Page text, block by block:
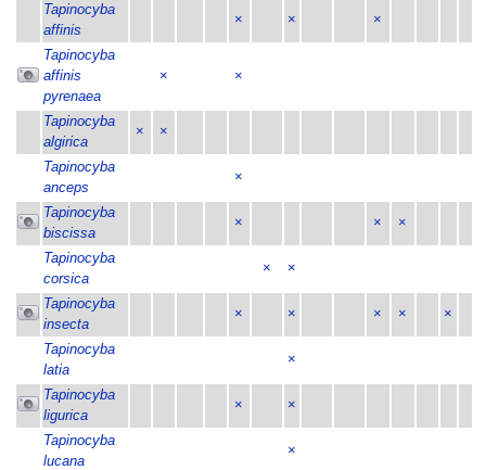
Tapinocyba
affinis
× × ×
Tapinocyba
affinis
pyrenaea
× ×
Tapinocyba
algirica
× ×
Tapinocyba
anceps
×
Tapinocyba
biscissa
× × ×
Tapinocyba
corsica
× ×
Tapinocyba
insecta
× × × × ×
Tapinocyba
latia
×
Tapinocyba
ligurica
× ×
Tapinocyba
lucana
×